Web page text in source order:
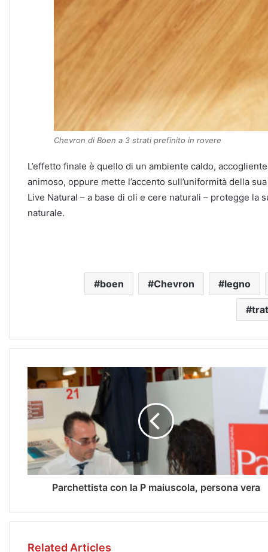
Chevron di Boen a 3 strati prefinito in rovere
L’effetto finale è quello di un ambiente caldo,
animoso, oppure mette l’accento sull’uniformità della
Live Natural – a base di oli e cere naturali – protegge la
naturale.
boen Chevron legno
Parchettista con la P maiuscola, persona vera
Related Articles